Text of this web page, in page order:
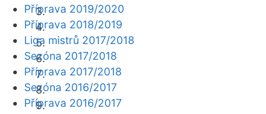
Příprava 2019/2020
Příprava 2018/2019
Liga mistrů 2017/2018
Sezóna 2017/2018
Příprava 2017/2018
Sezóna 2016/2017
Příprava 2016/2017